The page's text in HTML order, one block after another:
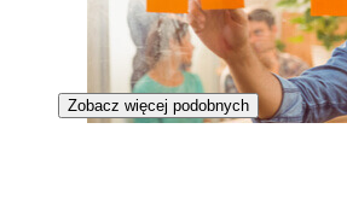
Zobacz więcej podobnych